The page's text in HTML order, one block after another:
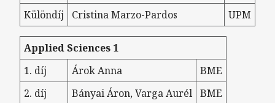
Különdíj Cristina Marzo-Pardos UPM
Applied Sciences 1
1. díj
Árok Anna
BME
2. díj
Bányai Áron, Varga Aurél BME